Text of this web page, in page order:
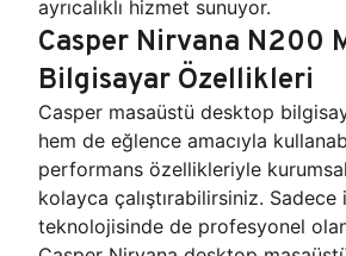
ayrıcalıklı hizmet sunuyor.
Casper Nirvana N200
Bilgisayar Özellikleri
Casper masaüstü desktop
hem de eğlence amacıyla
performans özellikleriyle
kolayca çalıştırabilirsiniz. Sadece
teknolojisinde de profesyonel